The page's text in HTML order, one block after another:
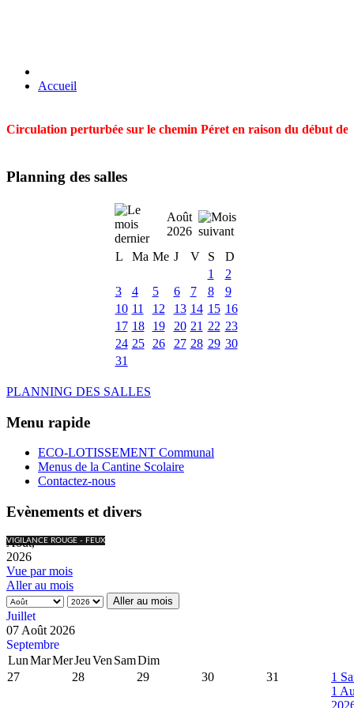
Accueil
Circulation perturbée sur le chemin Péret en raison du début
Planning des salles
Août
2026
L
Ma Me J V S
D
1
2
3
4 5 6 7 8
9
10 11 12 13 14 15 16
17 18 19 20 21 22 23
24 25 26 27 28 29 30
31
PLANNING DES SALLES
Menu rapide
ECO-LOTISSEMENT Communal
Menus de la Cantine Scolaire
Contactez-nous
Evènements et divers
VIGILANCE ROUGE - FEUX
Août,
2026
Vue par mois
Aller au mois
Aller au mois
Juillet
07 Août 2026
Septembre
LunMarMerJeuVen SamDim
27
28 29 30 31 1
1